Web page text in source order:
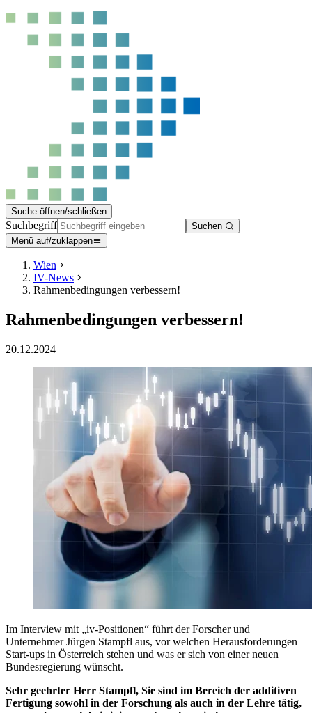
Suche öffnen/schließen
Suchbegriff
Suchen
Menü auf/zuklappen
Wien
IV-News
Rahmenbedingungen verbessern!
Rahmenbedingungen verbessern!
20.12.2024
Im Interview mit „iv-Positionen“ führt der Forscher und
Unternehmer Jürgen Stampfl aus, vor welchen Herausforderungen
Start-ups in Österreich stehen und was er sich von einer neuen
Bundesregierung wünscht.
Sehr geehrter Herr Stampfl, Sie sind im Bereich der additiven
Fertigung sowohl in der Forschung als auch in der Lehre tätig,